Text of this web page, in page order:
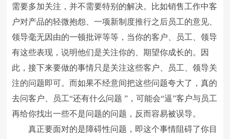
需要多加关注，并不需要特别的解决。比如销售工作中客
户对产品的轻微抱怨、一项新制度推行之后员工的意见、
领导毫无因由的一顿批评等等，当你的客户、员工、领导
有这些表现，说明他们是关注你的、期望你成长的。因
此，接下来要做的事情只是关注这些客户、员工、领导关
注的问题即可。而如果不经意间把这些问题夸大了，真的
去问客户、员工“还有什么问题 ”，可能会“逼”客户与员工
再给你找出一些不是问题的问题，反而容易被误导。
真正要面对的是障碍性问题，即这个事情阻碍了你目